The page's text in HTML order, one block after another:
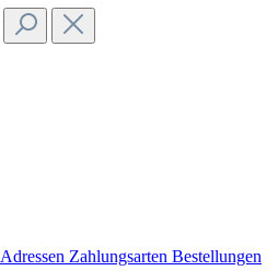
Adressen Zahlungsarten Bestellungen